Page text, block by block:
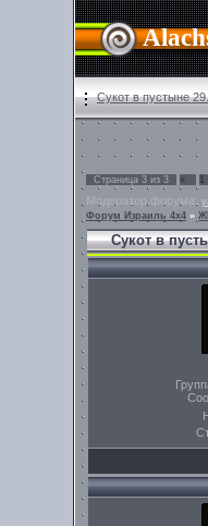
Сукот в пустыне
Страница 3 из 3 « 1
Модератор форума:
Форум Израиль 4х4 »
Сукот в